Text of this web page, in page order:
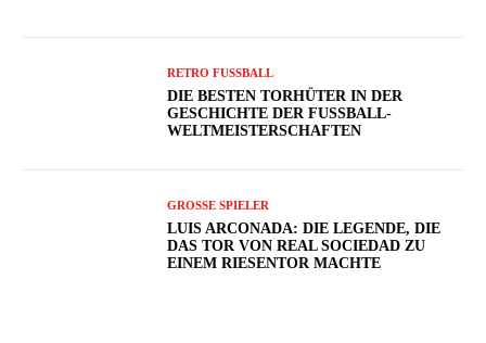
RETRO FUSSBALL
DIE BESTEN TORHÜTER IN DER
GESCHICHTE DER FUSSBALL-W
ELTMEISTERSCHAFTEN
GROSSE SPIELER
LUIS ARCONADA: DIE LEGENDE, DIE
DAS TOR VON REAL SOCIEDAD ZU
EINEM RIESENTOR MACHTE